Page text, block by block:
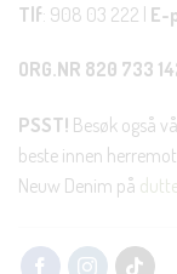
Tlf: 908 03 222 | E-
ORG.NR 820 733
PSST! Besøk også
beste innen
Neuw Denim på